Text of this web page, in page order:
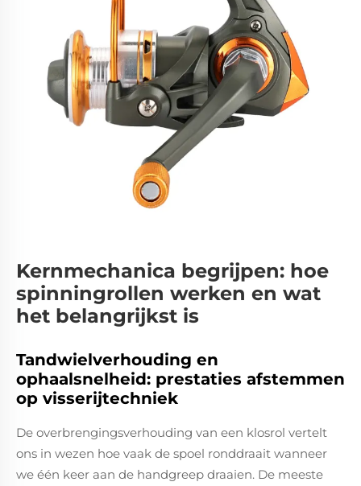
Kernmechanica begrijpen: hoe
spinningrollen werken en wat
het belangrijkst is
Tandwielverhouding en
ophaalsnelheid: prestaties afstemmen
op visserijtechniek
De overbrengingsverhouding van een klosrol vertelt
ons in wezen hoe vaak de spoel ronddraait wanneer
we één keer aan de handgreep draaien. De meeste